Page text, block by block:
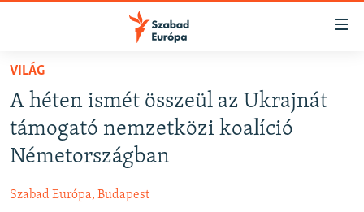
Akadálymentes
Ugrás
fő
oldalra
Ugrás
tartalomjegyzékre
NAPIRENDEN
AKTUÁLIS
PODCASTOK
ELEMZŐ
VILÁG
A héten ismét összeül az Ukrajnát
támogató nemzetközi koalíció
Németországban
Szabad Európa, Budapest
FELIRATKOZÁS
Spotify